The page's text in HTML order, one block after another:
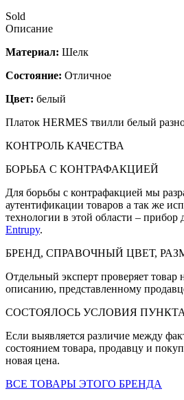
Sold
Описание
Материал: Шелк
Состояние: Отличное
Цвет: белый
Платок HERMES твилли белый
КОНТРОЛЬ КАЧЕСТВА
БОРЬБА С КОНТРАФАКЦИЕЙ
Для борьбы с контрафакцией мы
аутентификации товаров а так же
технологии в этой области – прибор
Entrupy.
БРЕНД, СПРАВОЧНЫЙ ЦВЕТ,
Отдельный эксперт проверяет товар
описанию, представленному
СОСТОЯЛОСЬ УСЛОВИЯ ПУНКТА
Если выявляется различие между
состоянием товара, продавцу и
новая цена.
ВСЕ ТОВАРЫ ЭТОГО БРЕНДА